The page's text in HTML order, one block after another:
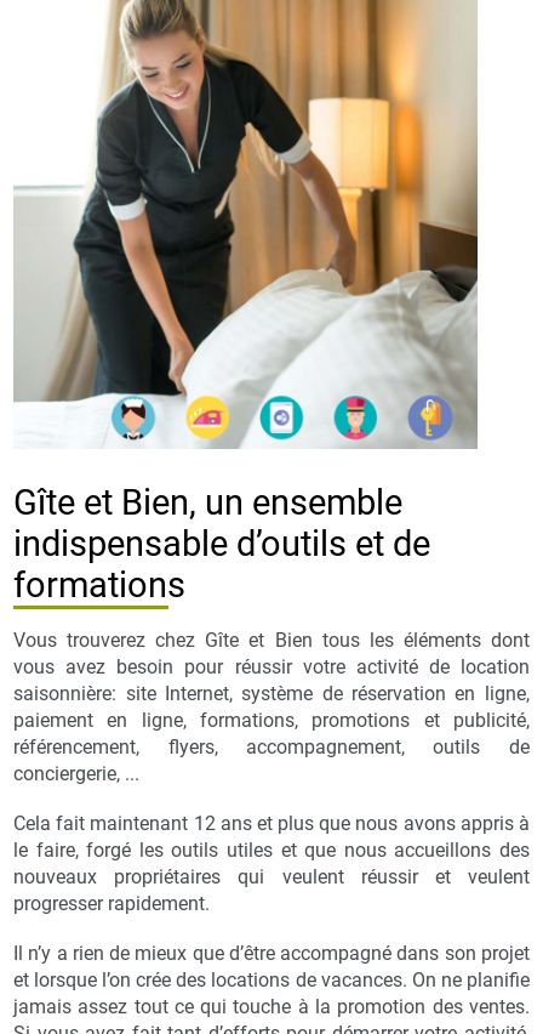
Gîte et Bien, un ensemble
indispensable d’outils et de
formations
Vous trouverez chez Gîte et Bien tous les éléments dont
vous avez besoin pour réussir votre activité de location
saisonnière: site Internet, système de réservation en ligne,
paiement en ligne, formations, promotions et publicité,
référencement, flyers, accompagnement, outils de
conciergerie, ...
Cela fait maintenant 12 ans et plus que nous avons appris à
le faire, forgé les outils utiles et que nous accueillons des
nouveaux propriétaires qui veulent réussir et veulent
progresser rapidement.
Il n’y a rien de mieux que d’être accompagné dans son projet
et lorsque l’on crée des locations de vacances. On ne planifie
jamais assez tout ce qui touche à la promotion des ventes.